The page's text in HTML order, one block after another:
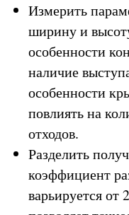
Измерить
ширину и
особенности
наличие
особенности
повлиять на
отходов.
Разделить
коэффициент
варьируется от